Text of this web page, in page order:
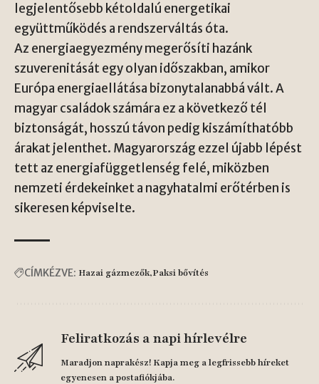
legjelentősebb kétoldalú energetikai
együttműködés a rendszerváltás óta.
Az energiaegyezmény megerősíti hazánk
szuverenitását egy olyan időszakban, amikor
Európa energiaellátása bizonytalanabbá vált. A
magyar családok számára ez a következő tél
biztonságát, hosszú távon pedig kiszámíthatóbb
árakat jelenthet. Magyarország ezzel újabb lépést
tett az energiafüggetlenség felé, miközben
nemzeti érdekeinket a nagyhatalmi erőtérben is
sikeresen képviselte.
CÍMKÉZVE: Hazai gázmezők Paksi bővítés
Feliratkozás a napi hírlevélre
Maradjon naprakész! Kapja meg a legfrissebb híreket
egyenesen a postafiókjába.